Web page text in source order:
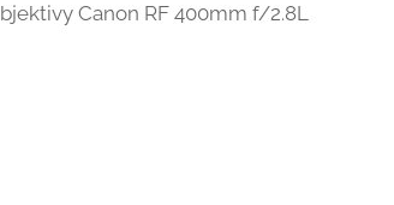
Canon RF 400mm f/2.8L